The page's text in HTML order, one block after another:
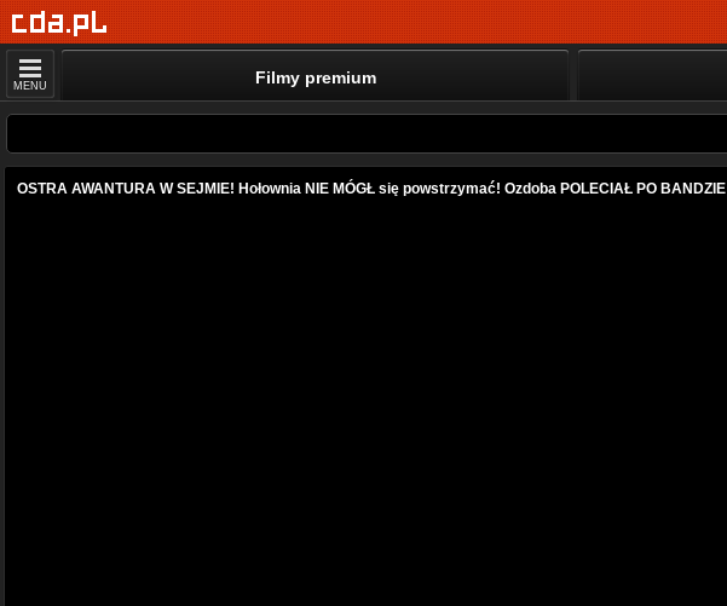
MENU Filmy premium
OSTRA AWANTURA W SEJMIE! Hołownia NIE MÓGŁ się powstrzymać! Ozdoba POLECIAŁ PO BANDZIE